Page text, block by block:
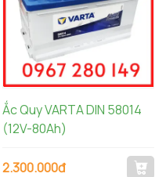
Ắc Quy VARTA DIN 58014
(12V-80Ah)
2.300.000đ